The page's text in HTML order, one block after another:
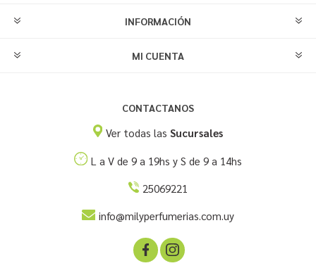
INFORMACIÓN
MI CUENTA
CONTACTANOS
Ver todas lasSucursales
L a V de 9 a 19hs y S de 9 a 14hs
25069221
info@milyperfumerias.com.uy